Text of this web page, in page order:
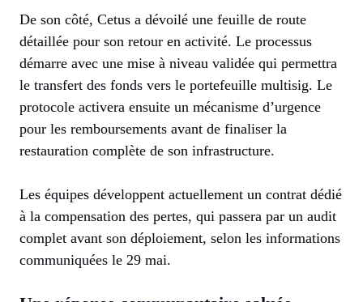
De son côté, Cetus a dévoilé une feuille de route
détaillée pour son retour en activité. Le processus
démarre avec une mise à niveau validée qui permettra
le transfert des fonds vers le portefeuille multisig. Le
protocole activera ensuite un mécanisme d’urgence
pour les remboursements avant de finaliser la
restauration complète de son infrastructure.
Les équipes développent actuellement un contrat dédié
à la compensation des pertes, qui passera par un audit
complet avant son déploiement, selon les informations
communiquées le 29 mai.